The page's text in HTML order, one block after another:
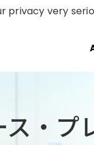
ス・プ
very